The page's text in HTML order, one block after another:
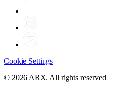
Cookie Settings
© 2026 ARX. All rights reserved